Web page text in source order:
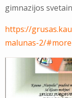
gimnazijos
https://
malunas-2/